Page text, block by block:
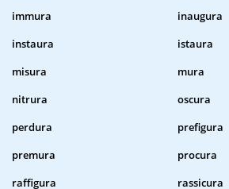
immura
inaugura
instaura
istaura
misura
mura
nitrura
oscura
perdura
prefigura
premura
procura
raffigura
rassicura